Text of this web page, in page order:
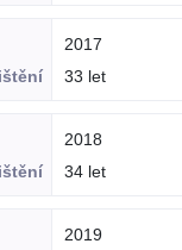
2017
33 let
2018
34 let
2019